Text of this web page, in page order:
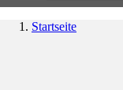
Startseite